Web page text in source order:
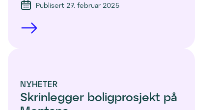
Publisert 27. februar 2025
NYHETER
Skrinlegger boligprosjekt på